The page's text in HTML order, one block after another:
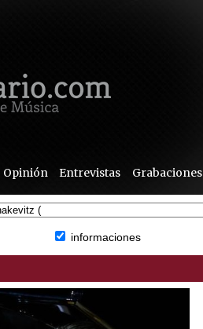
Opinión Entrevistas Grabaciones
informaciones